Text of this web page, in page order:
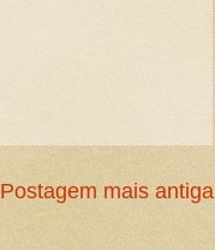
Postagem mais antiga